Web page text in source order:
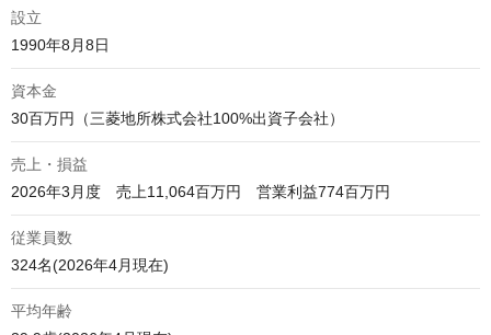
設立
1990年8月8日
資本金
30百万円（三菱地所株式会社100%出資子会社）
売上・損益
2026年3月度　売上11,064百万円　営業利益774百万円
従業員数
324名(2026年4月現在)
平均年齢